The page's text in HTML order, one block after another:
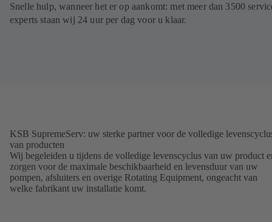
Snelle hulp, wanneer het er op aankomt: met meer dan 3500
experts staan wij 24 uur per dag voor u klaar.
KSB SupremeServ: uw sterke partner voor de volledige
van producten
Wij begeleiden u tijdens de volledige levenscyclus van uw product
zorgen voor de maximale beschikbaarheid en levensduur van uw
pompen, afsluiters en overige Rotating Equipment, ongeacht van
welke fabrikant uw installatie komt.